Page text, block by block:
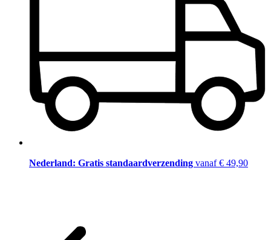
Nederland: Gratis standaardverzending vanaf € 49,90